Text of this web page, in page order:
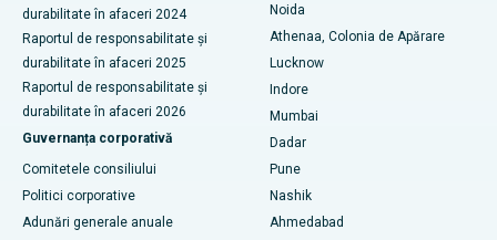
Cel mai bun spital din Seshadripuram, Bangalore
Cel mai bun spital din Waltair Main Road, Visakhapatnam
Cel mai bun spital din Subhash Nagar Road, Karimnagar
Cel mai bun spital din Managari, Karaikudi
Cel mai bun spital din Arepally, Warangal
durabilitate în afaceri 2024
Raportul de responsabilitate și
durabilitate în afaceri 2025
Raportul de responsabilitate și
durabilitate în afaceri 2026
Guvernanța corporativă
Comitetele consiliului
Politici corporative
Adunări generale anuale
Noida
Athenaa, Colonia de Apărare
Lucknow
Indore
Mumbai
Dadar
Pune
Nashik
Ahmedabad